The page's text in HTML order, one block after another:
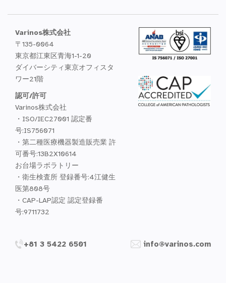
Varinos株式会社
〒135-0064
東京都江東区青海1-1-20
ダイバーシティ東京オフィスタ
ワー21階
認可/許可
Varinos株式会社
・ISO/IEC27001 認定番
号:IS756071
・第二種医療機器製造販売業 許
可番号:13B2X10614
お台場ラボラトリー
・衛生検査所 登録番号:4江健生
医第808号
・CAP-LAP認定 認定登録番
号:9711732
+81 3 5422 6501 info@varinos.com